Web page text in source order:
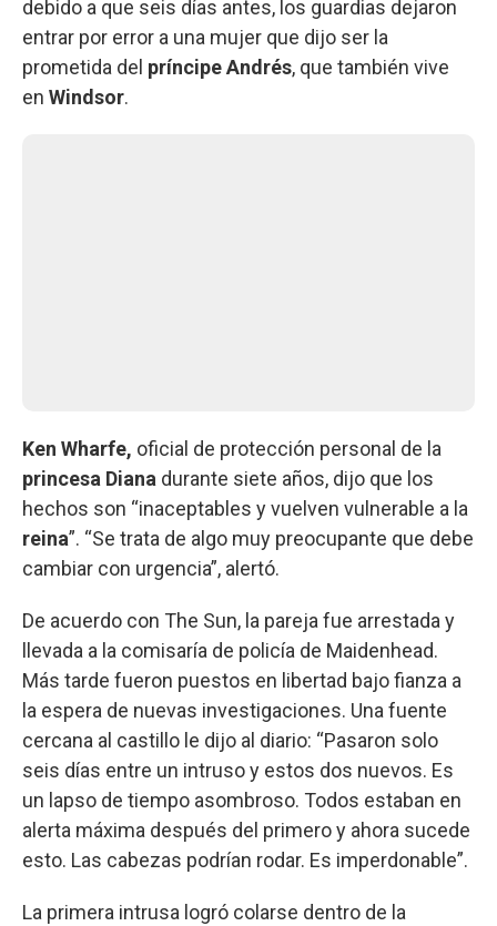
debido a que seis días antes, los guardias dejaron
entrar por error a una mujer que dijo ser la
prometida del príncipe Andrés, que también vive
en Windsor.
Ken Wharfe, oficial de protección personal de la
princesa Diana durante siete años, dijo que los
hechos son “inaceptables y vuelven vulnerable a la
reina”. “Se trata de algo muy preocupante que debe
cambiar con urgencia”, alertó.
De acuerdo con The Sun, la pareja fue arrestada y
llevada a la comisaría de policía de Maidenhead.
Más tarde fueron puestos en libertad bajo fianza a
la espera de nuevas investigaciones. Una fuente
cercana al castillo le dijo al diario: “Pasaron solo
seis días entre un intruso y estos dos nuevos. Es
un lapso de tiempo asombroso. Todos estaban en
alerta máxima después del primero y ahora sucede
esto. Las cabezas podrían rodar. Es imperdonable”.
La primera intrusa logró colarse dentro de la